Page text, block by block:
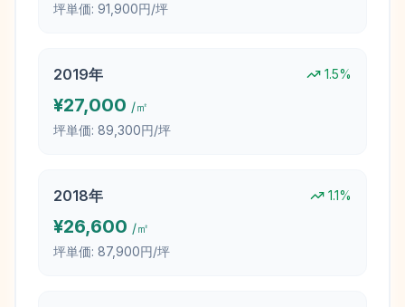
坪単価: 91,900円/坪
2019年 1.5%
¥27,000 /㎡
坪単価: 89,300円/坪
2018年 1.1%
¥26,600 /㎡
坪単価: 87,900円/坪